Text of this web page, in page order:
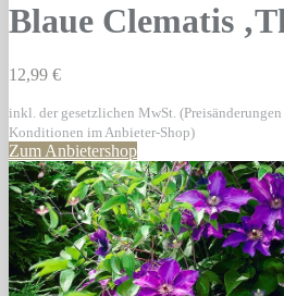
Blaue Clematis
12,99 €
inkl. der gesetzlichen MwSt.
Konditionen im Anbieter-Shop)
Zum Anbietershop